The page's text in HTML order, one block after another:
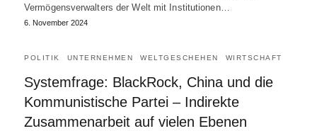
Vermögensverwalters der Welt mit Institutionen…
6. November 2024
POLITIK UNTERNEHMEN WELTGESCHEHEN WIRTSCHAFT
Systemfrage: BlackRock, China und die
Kommunistische Partei – Indirekte
Zusammenarbeit auf vielen Ebenen